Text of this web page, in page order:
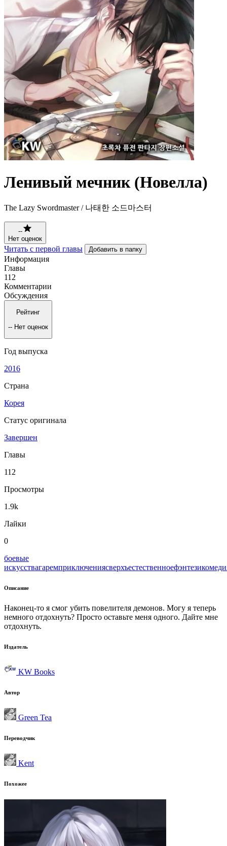
Ленивый мечник (Новелла)
The Lazy Swordmaster / 나태한 소드마스터
--
Нет оценок
Читать с первой главы Добавить в папку
Информация
Главы
112
Комментарии
Обсуждения
Рейтинг
-- Нет оценок
Год выпуска
2016
Страна
Корея
Статус оригинала
Завершен
Главы
112
Просмотры
1.9k
Лайки
0
боевые
искусствагаремприключениясверхъестественноефэнтези
Описание
Наконец-то я смог убить повелителя демонов. Могу я теперь
немного отдохнуть? Просто оставьте меня одного. Дайте мне
отдохнуть.
Издатель
KW Books
Автор
Green Tea
Переводчик
Kent
Похожее